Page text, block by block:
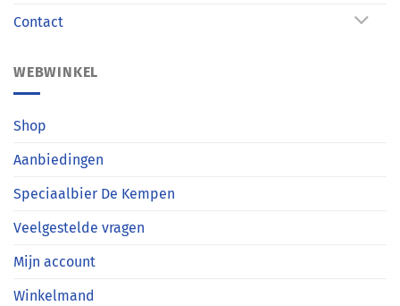
Contact
WEBWINKEL
Shop
Aanbiedingen
Speciaalbier De Kempen
Veelgestelde vragen
Mijn account
Winkelmand